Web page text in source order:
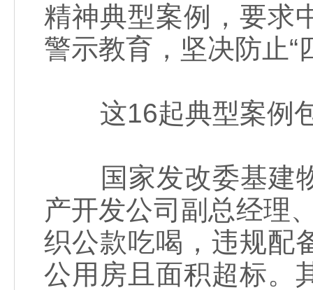
精神典型案例，要求
警示教育，坚决防止“
这16起典型案例
国家发改委基建物
产开发公司副总经理
织公款吃喝，违规配
公用房且面积超标。